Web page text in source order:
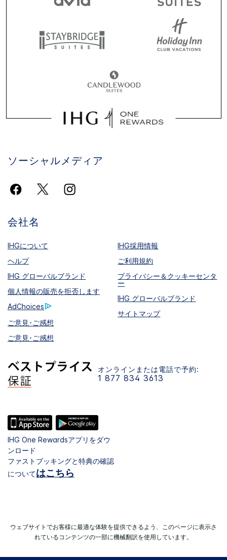
ソーシャルメディア
会社名
IHGについて
IHG採用情報
ヘルプ
ご利用規約
IHG グローバルブランド
プライバシー＆クッキーセンタ
ー
個人情報の販売を拒否します
IHG グローバルブランド
AdChoices
サイトマップ
ご意見･ご感想
ご意見･ご感想
オンラインまたは電話で予約:
1 877 834 3613
IHG One Rewardsアプリをダウ
ンロード
ファストブッキングと特典の確認
についてはこちら
ウェブサイトでお客様に最適な体験を提供できるよう、このページに表示さ
れているコンテンツの一部に機械翻訳を使用しています。